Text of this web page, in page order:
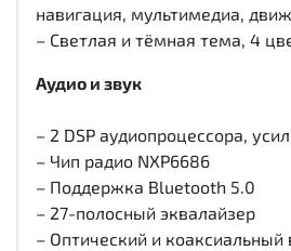
навигация, мультимедиа,
– Светлая и тёмная тема, 4
Аудио и звук
– 2 DSP аудиопроцессора,
– Чип радио NXP6686
– Поддержка Bluetooth 5.0
– 27-полосный эквалайзер
– Оптический и